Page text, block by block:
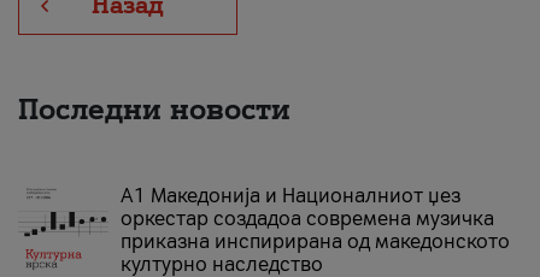
Последни новости
А1 Македонија и Националниот џез
оркестар создадоа современа музичка
приказна инспирирана од македонското
културно наследство